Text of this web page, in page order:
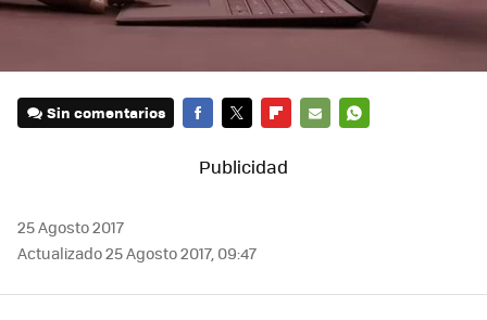
Sin comentarios
25 Agosto 2017
Actualizado 25 Agosto 2017, 09:47